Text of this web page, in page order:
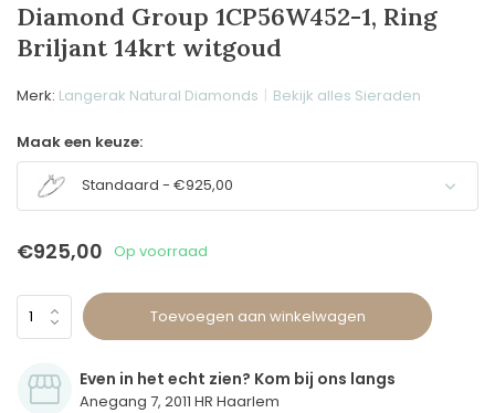
Diamond Group 1CP56W452-1, Ring
Briljant 14krt witgoud
Merk: Langerak Natural Diamonds Bekijk alles Sieraden
Maak een keuze:
Standaard - €925,00
€925,00 Op voorraad
Toevoegen aan winkelwagen
Even in het echt zien? Kom bij ons langs
Anegang 7, 2011 HR Haarlem